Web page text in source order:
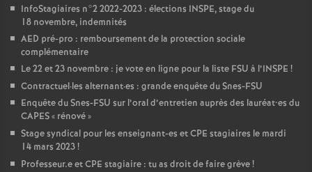
InfoStagiaires n°2 2022-2023 : élections INSPE, stage du
18 novembre, indemnités
AED pré-pro : remboursement de la protection sociale
complémentaire
Le 22 et 23 novembre : je vote en ligne pour la liste FSU à l’INSPE !
Contractuel·les alternant·es : grande enquête du Snes-FSU
Enquête du Snes-FSU sur l’oral d’entretien auprès des lauréat•es du
CAPES« rénové»
Stage syndical pour les enseignant-es etCPE stagiaires le mardi
14 mars 2023!
Professeur.e etCPE stagiaire : tu as droit de faire grève!